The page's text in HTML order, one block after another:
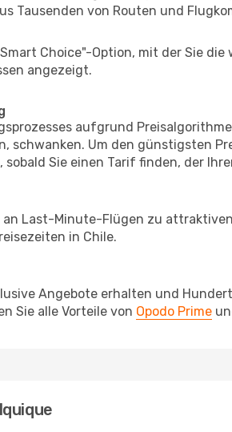
Tausenden von Routen und
Choice"-Option, mit der Sie
angezeigt.
aufgrund
schwanken. Um den günstigsten
sobald Sie einen Tarif finden, der
an Last-Minute-Flügen zu
in Chile.
Angebote erhalten und
Sie alle Vorteile von Opodo Prime